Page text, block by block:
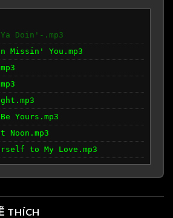
Doin'-.mp3
Missin' You.mp3
Yours.mp3
Noon.mp3
to My Love.mp3
THÍCH